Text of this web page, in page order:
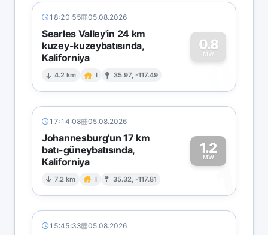
18:20:55 05.08.2026
Searles Valley'in 24 km
kuzey-kuzeybatısında,
Kaliforniya
4.2 km I 35.97, -117.49
0.8
MW
0
17:14:08 05.08.2026
Johannesburg'un 17 km
batı-güneybatısında,
Kaliforniya
7.2 km I 35.32, -117.81
1.2
MW
1
15:45:33 05.08.2026